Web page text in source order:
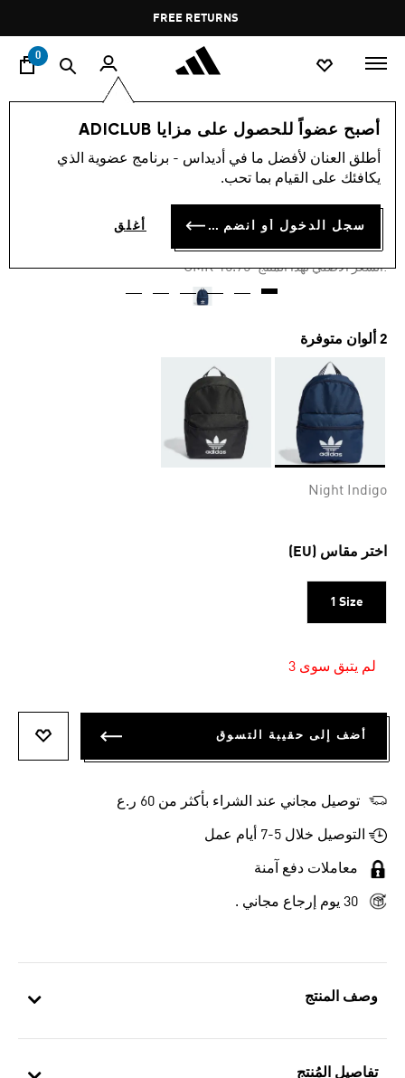
Pause
promotion
rotation
FREE RETURNS
0
أصبح عضواً للحصول على مزايا ADICLUB
أطلق العنان لأفضل ما في أديداس - برنامج عضوية الذي
يكافئك على القيام بما تحب.
سجل الدخول أو انضم الآن أغلق
وصف المنتج
تفاصيل المُنتج
اسلوب حياة العلامات التجارية أوريجينالز إكسسوارات
-45%
حقيبة الظهر ADICOLOR
OMR 8.66
:السعر الأصلي لهذا المنتج Price reduced from
OMR 15.75
to
2 ألوان متوفرة
Night Indigo
اختر مقاس (EU)
1 Size
لم يتبق سوى 3
أضف إلى حقيبة التسوق
توصيل مجاني عند الشراء بأكثر من 60 ر.ع
التوصيل خلال 5-7 أيام عمل
معاملات دفع آمنة